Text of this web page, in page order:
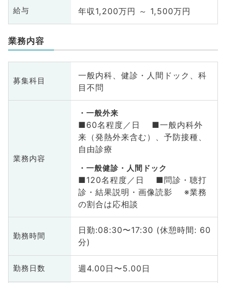
給与 年収1,200万円 ～ 1,500万円
業務内容
募集科目
一般内科、健診・人間ドック、科
目不問
業務内容
一般外来
■60名程度／日 ■一般内科外
来（発熱外来含む）、予防接種、
自由診療
一般健診・人間ドック
■120名程度／日 ■問診・聴打
診・結果説明・画像読影 ※業務
の割合は応相談
勤務時間
日勤:08:30〜17:30 (休憩時間: 60
分)
勤務日数 週4.00日〜5.00日